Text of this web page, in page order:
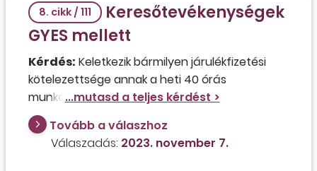
8. cikk / 111
Keresőtevékenységek
GYES mellett
Kérdés: Keletkezik bármilyen járulékfizetési
kötelezettsége annak a heti 40 órás
munkaviszonyban álló kismamának, aki jelenleg
GYED-ben részesül, de gyermeke hamarosan
betölti a második életévét, ezért GYES-t fog
kapni, azonban továbbra is fizetés nélküli
Tovább a válaszhoz
Válaszadás: 2023. november 7.